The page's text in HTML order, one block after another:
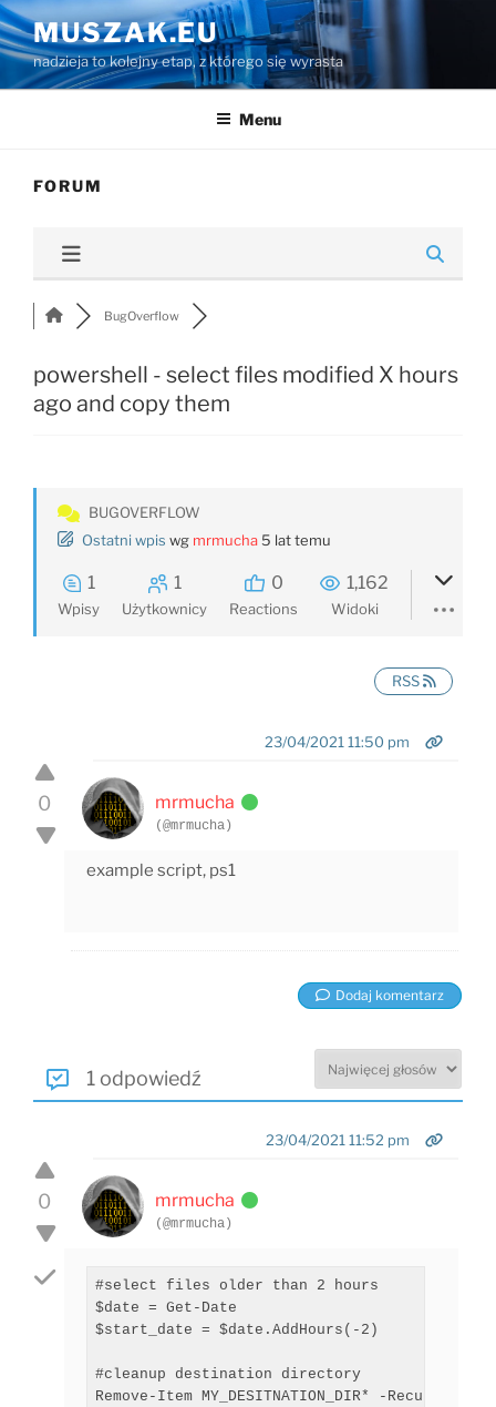
Przejdź
do
treści
MUSZAK.EU
nadzieja to kolejny etap, z którego się wyrasta
Menu
FORUM
BugOverflow
powershell - select files modified X hours
ago and copy them
BUGOVERFLOW
Ostatni wpis wg mrmucha5 lat temu
1
Wpisy
1
Użytkownicy
0
Reactions
1,162
Widoki
RSS
0
23/04/2021 11:50 pm
mrmucha
(@mrmucha)
example script, ps1
Dodaj komentarz
1 odpowiedź
0
23/04/2021 11:52 pm
mrmucha
(@mrmucha)
#select files older than 2 hours
$date = Get-Date
$start_date = $date.AddHours(-2)
#cleanup destination directory
Remove-Item MY_DESITNATION_DIR* -Recurse